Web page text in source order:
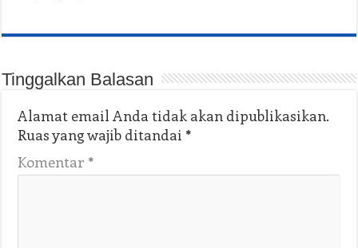
Tinggalkan Balasan
Alamat email Anda tidak akan dipublikasikan.
Ruas yang wajib ditandai *
Komentar *